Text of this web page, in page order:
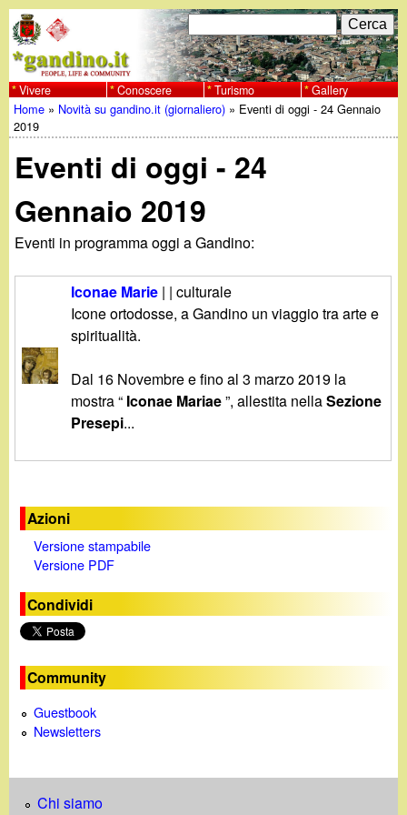
al
contenuto
principale
w
w
w
.
g
n
i
n
o
F
o
r
m
d
i
r
i
c
r
a
C
e
r
c
a
Vivere Conoscere Turismo Gallery
Tu
sei
qui
Home » Novità su gandino.it (giornaliero) » Eventi di oggi - 24 Gennaio
2019
Eventi di oggi - 24
Gennaio 2019
Eventi in programma oggi a Gandino:
Iconae Marie | | culturale
Icone ortodosse, a Gandino un viaggio tra arte e
spiritualità.
Dal 16 Novembre e fino al 3 marzo 2019 la
mostra “ Iconae Mariae”, allestita nellaSezione
Presepi...
Azioni
Versione stampabile
Versione PDF
Condividi
Community
Guestbook
Newsletters
Chi siamo